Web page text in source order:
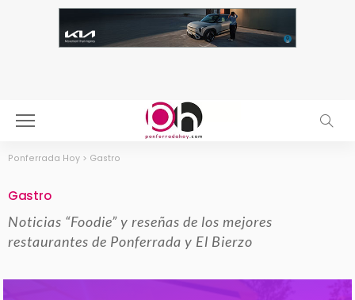
Ponferrada Hoy > Gastro
Gastro
Noticias “Foodie” y reseñas de los mejores
restaurantes de Ponferrada y El Bierzo